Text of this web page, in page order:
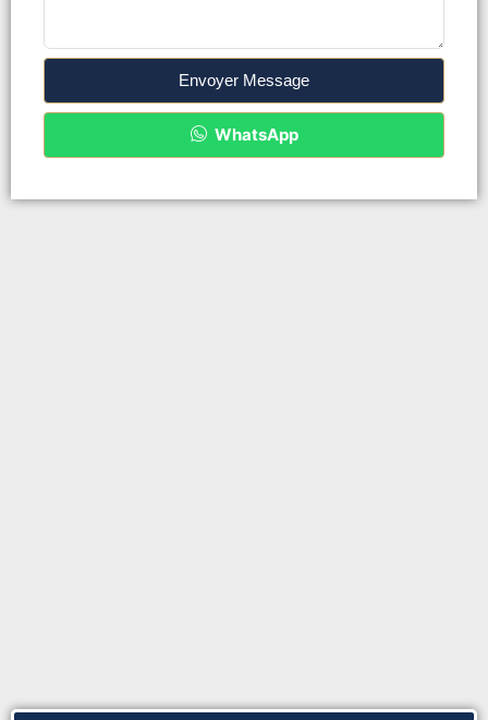
Envoyer Message
WhatsApp